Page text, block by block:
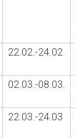
22.02.-24.02
02.03.-08.03.
22.03.-24.03